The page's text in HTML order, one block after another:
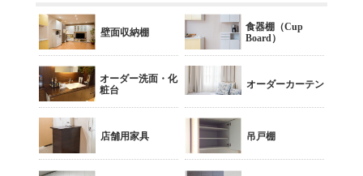
壁面収納棚
食器棚（Cup
Board）
オーダー洗面・化
粧台
オーダーカーテン
店舗用家具 吊戸棚